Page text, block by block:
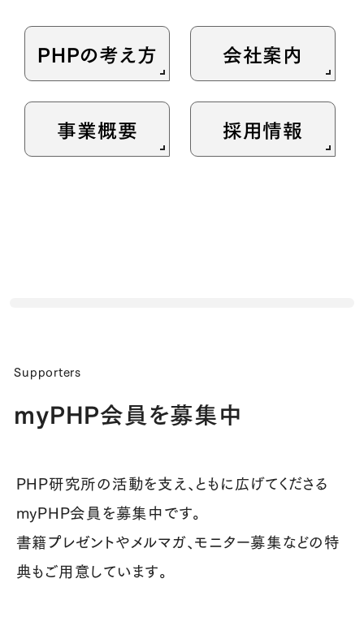
PHPの考え方 会社案内
事業概要 採用情報
Supporters
myPHP会員を募集中
PHP研究所の活動を支え、ともに広げてくださる
myPHP会員を募集中です。
書籍プレゼントやメルマガ、モニター募集などの特
典もご用意しています。